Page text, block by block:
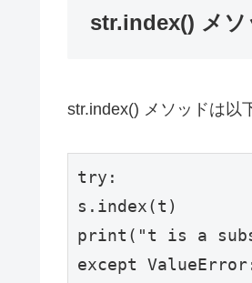
str.index() メソ
str.index() メソッドは以
try :
print ( "t is a
except
ValueError